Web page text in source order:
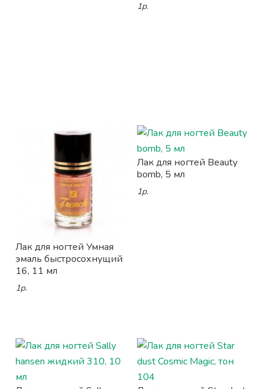
1р.
Лак для ногтей Умная
эмаль быстросохнущий
16, 11 мл
1р.
Лак для ногтей Beauty
bomb, 5 мл
1р.